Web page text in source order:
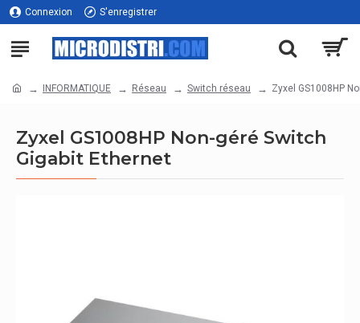
Connexion S'enregistrer
INFORMATIQUE Réseau Switch réseau Zyxel GS1008HP
Zyxel GS1008HP Non-géré Switch
Gigabit Ethernet